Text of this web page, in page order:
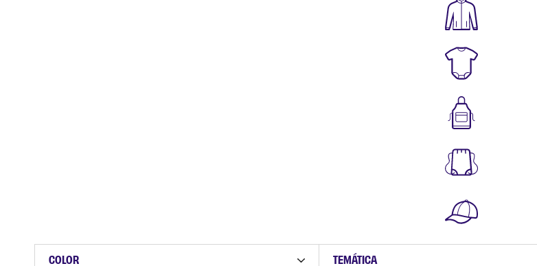
COLOR TEMÁTICA